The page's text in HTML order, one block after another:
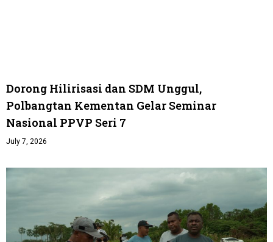
Dorong Hilirisasi dan SDM Unggul,
Polbangtan Kementan Gelar Seminar
Nasional PPVP Seri 7
July 7, 2026